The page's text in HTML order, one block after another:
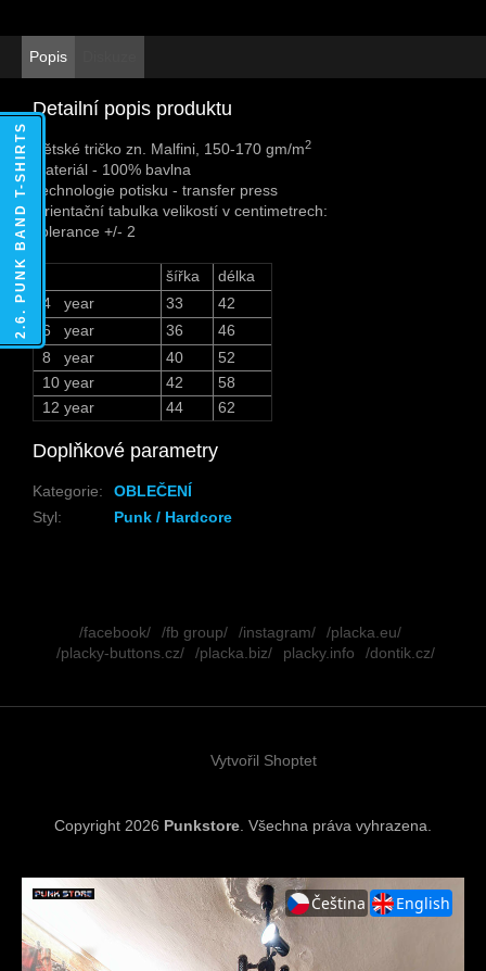
Popis
Detailní popis produktu
Dětské tričko zn. Malfini, 150-170 gm/m2
Materiál - 100% bavlna
Technologie potisku - transfer press
Orientační tabulka velikostí v centimetrech:
Tolerance +/- 2
šířka
délka
4 year
33
42
6 year
36
46
8 year
40
52
10 year
42
58
12 year
44 62
Doplňkové parametry
Kategorie:
OBLEČENÍ
Styl: Punk / Hardcore
/facebook/ /fb group/ /instagram/
/placka.eu/
/placky-buttons.cz/
/placka.biz/ placky.info /dontik.cz/
Vytvořil Shoptet
Copyright 2026 Punkstore . Všechna práva vyhrazena.
2.6. PUNK BAND T-SHIRTS